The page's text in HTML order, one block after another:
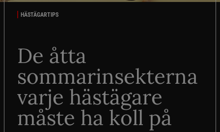
HÄSTÄGARTIPS
De åtta
sommarinsekterna
varje hästägare
måste ha koll på